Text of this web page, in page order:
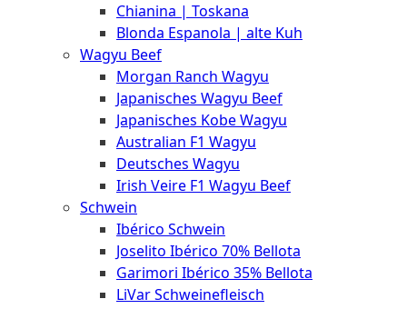
Chianina | Toskana
Blonda Espanola | alte Kuh
Wagyu Beef
Morgan Ranch Wagyu
Japanisches Wagyu Beef
Japanisches Kobe Wagyu
Australian F1 Wagyu
Deutsches Wagyu
Irish Veire F1 Wagyu Beef
Schwein
Ibérico Schwein
Joselito Ibérico 70% Bellota
Garimori Ibérico 35% Bellota
LiVar Schweinefleisch